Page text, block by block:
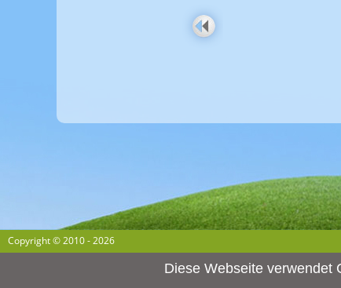
Copyright © 2010 - 2026
Diese Webseite verwendet